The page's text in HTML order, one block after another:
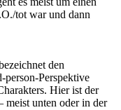
tot war und dann
den
Perspektive
Hier ist der
meist unten oder in der